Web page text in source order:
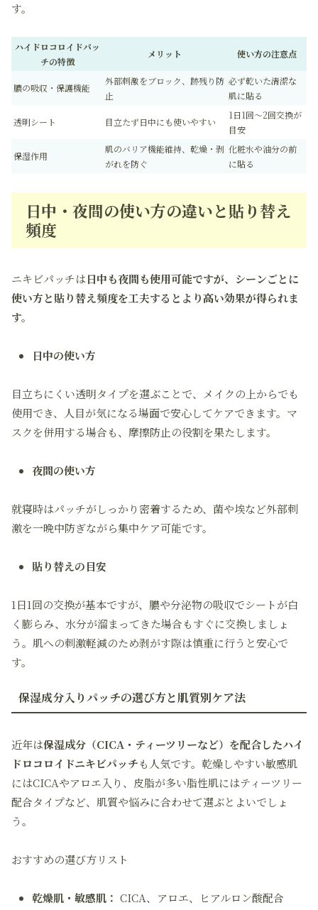
す。
ハイドロコロイドパッ
チの特徴
メリット 使い方の注意点
膿の吸収・保護機能
外部刺激をブロック、跡残り防
止
必ず乾いた清潔な
肌に貼る
透明シート 目立たず日中にも使いやすい
1日1回～2回交換が
目安
保湿作用
肌のバリア機能維持、乾燥・剥
がれを防ぐ
化粧水や油分の前
に貼る
日中・夜間の使い方の違いと貼り替え
頻度
ニキビパッチは日中も夜間も使用可能ですが、シーンごとに
使い方と貼り替え頻度を工夫するとより高い効果が得られま
す。
日中の使い方
目立ちにくい透明タイプを選ぶことで、メイクの上からでも
使用でき、人目が気になる場面で安心してケアできます。マ
スクを併用する場合も、摩擦防止の役割を果たします。
夜間の使い方
就寝時はパッチがしっかり密着するため、菌や埃など外部刺
激を一晩中防ぎながら集中ケア可能です。
貼り替えの目安
1日1回の交換が基本ですが、膿や分泌物の吸収でシートが白
く膨らみ、水分が溜まってきた場合もすぐに交換しましょ
う。肌への刺激軽減のため剥がす際は慎重に行うと安心で
す。
保湿成分入りパッチの選び方と肌質別ケア法
近年は保湿成分（CICA・ティーツリーなど）を配合したハイ
ドロコロイドニキビパッチも人気です。乾燥しやすい敏感肌
にはCICAやアロエ入り、皮脂が多い脂性肌にはティーツリー
配合タイプなど、肌質や悩みに合わせて選ぶとよいでしょ
う。
おすすめの選び方リスト
乾燥肌・敏感肌： CICA、アロエ、ヒアルロン酸配合